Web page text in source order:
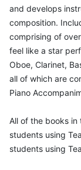
and develops
composition.
comprising of
feel like a star
Oboe, Clarinet,
all of which are
Piano
All of the books in
students using
students using